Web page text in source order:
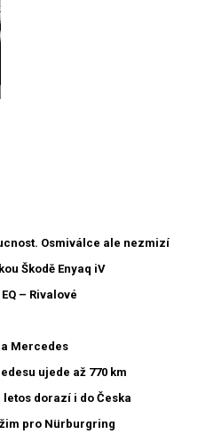
Osmiválce ale nezmizí
Škodě Enyaq iV
– Rivalové
Mercedes
ujede až 770 km
dorazí i do Česka
pro Nürburgring